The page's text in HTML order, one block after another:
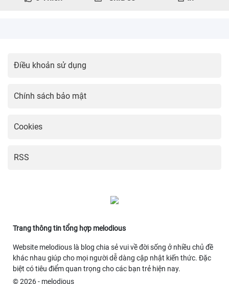
Điều khoản sử dụng
Chính sách bảo mật
Cookies
RSS
Trang thông tin tổng hợp melodious
Website melodious là blog chia sẻ vui về đời sống ở nhiều chủ đề
khác nhau giúp cho mọi người dễ dàng cập nhật kiến thức. Đặc
biệt có tiêu điểm quan trọng cho các bạn trẻ hiện nay.
© 2026 - melodious